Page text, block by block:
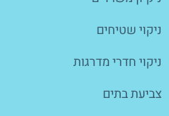
ניקוי שטיחים
ניקוי חדרי מדרגות
צביעת בתים